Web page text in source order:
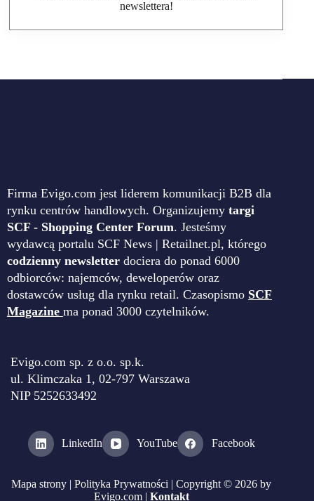
newslettera!
Firma Evigo.com jest liderem komunikacji B2B dla
rynku centrów handlowych. Organizujemy targi
SCF - Shopping Center Forum. Jesteśmy
wydawcą portalu SCF News | Retailnet.pl, którego
codzienny newsletter dociera do ponad 6000
odbiorców: najemców, deweloperów oraz
dostawców usług dla rynku retail. Czasopismo SCF
Magazine ma ponad 3000 czytelników.
Evigo.com sp. z o.o. sp.k.
ul. Klimczaka 1, 02-797 Warszawa
NIP 5252633492
LinkedIn YouTube Facebook
Mapa strony |Polityka Prywatności | Copyright © 2026 by
Evigo.com | Kontakt